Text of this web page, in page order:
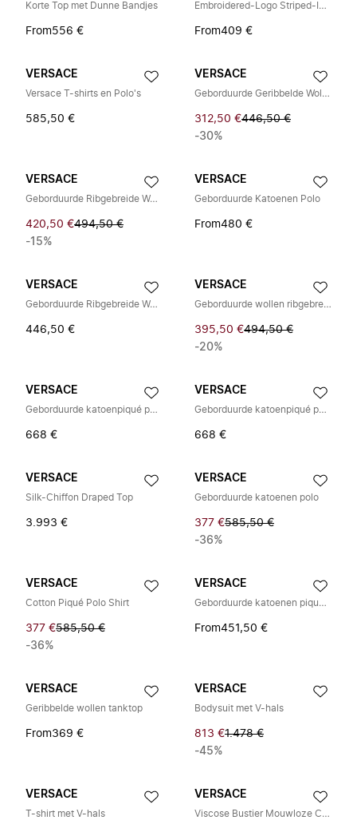
Korte Top met Dunne Bandjes
From556 €
Embroidered-Logo Striped-Intarsia Cotton T-Shirt
From409 €
VERSACE
Versace T-shirts en Polo's
585,50 €
VERSACE
Geborduurde Geribbelde Wollen Tanktop
312,50 €446,50 €
-30%
VERSACE
Geborduurde Ribgebreide Wollen T-shirt
420,50 €494,50 €
-15%
VERSACE
Geborduurde Katoenen Polo
From480 €
VERSACE
Geborduurde Ribgebreide Wollen Tanktop
446,50 €
VERSACE
Geborduurde wollen ribgebreide T-shirt
395,50 €494,50 €
-20%
VERSACE
Geborduurde katoenpiqué polo
668 €
VERSACE
Geborduurde katoenpiqué polo
668 €
VERSACE
Silk-Chiffon Draped Top
3.993 €
VERSACE
Geborduurde katoenen polo
377 €585,50 €
-36%
VERSACE
Cotton Piqué Polo Shirt
377 €585,50 €
-36%
VERSACE
Geborduurde katoenen piqué polo
From451,50 €
VERSACE
Geribbelde wollen tanktop
From369 €
VERSACE
Bodysuit met V-hals
813 €1.478 €
-45%
VERSACE
T-shirt met V-hals
VERSACE
Viscose Bustier Mouwloze Cropped Top